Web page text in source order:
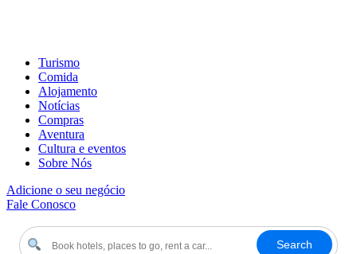
Turismo
Comida
Alojamento
Notícias
Compras
Aventura
Cultura e eventos
Sobre Nós
Adicione o seu negócio
Fale Conosco
Search